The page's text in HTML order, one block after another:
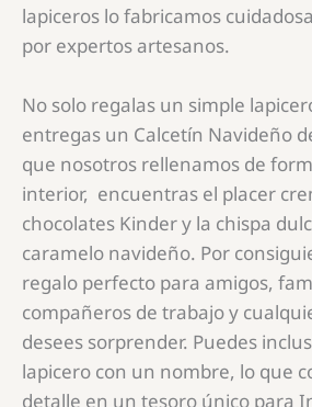
lapiceros lo fabricamos
por expertos artesanos.
No solo regalas un simple
entregas un Calcetín Navideño
que nosotros rellenamos de
interior, encuentras el placer
chocolates Kinder y la chispa
caramelo navideño. Por
regalo perfecto para amigos,
compañeros de trabajo y
desees sorprender. Puedes
lapicero con un nombre, lo que
detalle en un tesoro único para